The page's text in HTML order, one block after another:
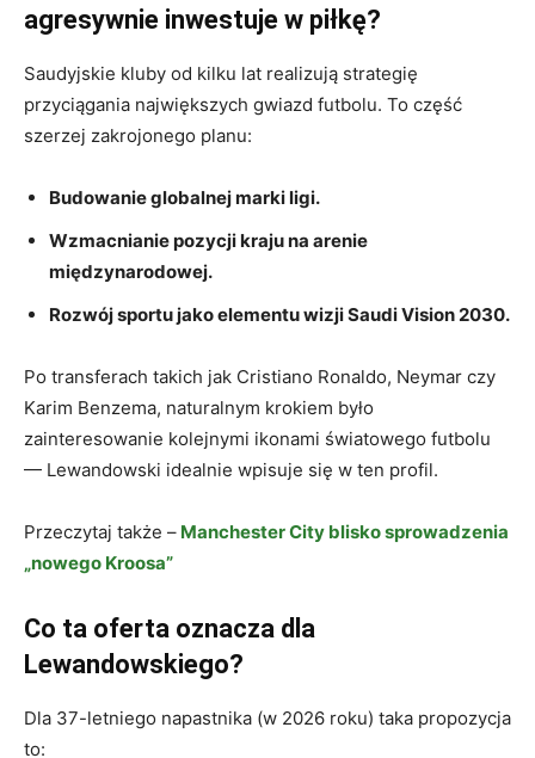
agresywnie inwestuje w piłkę?
Saudyjskie kluby od kilku lat realizują strategię
przyciągania największych gwiazd futbolu. To część
szerzej zakrojonego planu:
Budowanie globalnej marki ligi.
Wzmacnianie pozycji kraju na arenie
międzynarodowej.
Rozwój sportu jako elementu wizji Saudi Vision 2030.
Po transferach takich jak Cristiano Ronaldo, Neymar czy
Karim Benzema, naturalnym krokiem było
zainteresowanie kolejnymi ikonami światowego futbolu
— Lewandowski idealnie wpisuje się w ten profil.
Przeczytaj także – Manchester City blisko sprowadzenia
„nowego Kroosa”
Co ta oferta oznacza dla
Lewandowskiego?
Dla 37-letniego napastnika (w 2026 roku) taka propozycja
to: